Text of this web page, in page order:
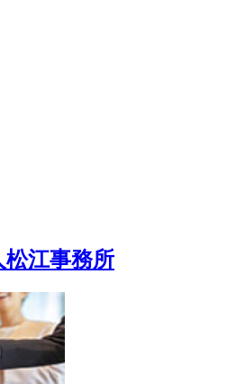
江事務所